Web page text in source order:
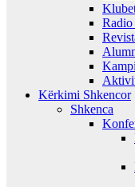
Radio
Kërkimi Shkencor
Shkenca